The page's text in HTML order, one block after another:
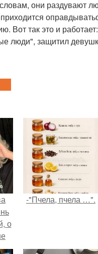
они раздувают
Вот так это и
люди", защитил
о
-"Пчела, пчела …".